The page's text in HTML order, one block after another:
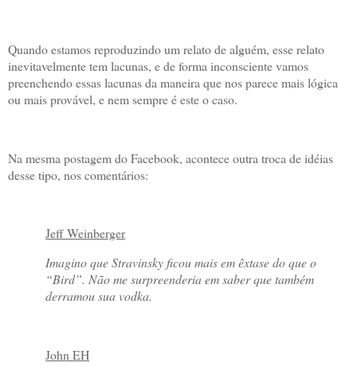
Quando estamos reproduzindo um relato de alguém, esse relato
inevitavelmente tem lacunas, e de forma inconsciente vamos
preenchendo essas lacunas da maneira que nos parece mais lógica
ou mais provável, e nem sempre é este o caso.
Na mesma postagem do Facebook, acontece outra troca de idéias
desse tipo, nos comentários:
Jeff Weinberger
Imagino que Stravinsky ficou mais em êxtase do que o
“Bird”. Não me surpreenderia em saber que também
derramou sua vodka.
John EH